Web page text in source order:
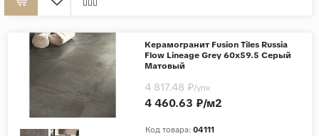
Керамогранит Fusion Tiles Russia
Flow Lineage Grey 60x59.5 Серый
Матовый
Код товара: 04111
4 460.63 ₽/м2
4 817.48 ₽/упк